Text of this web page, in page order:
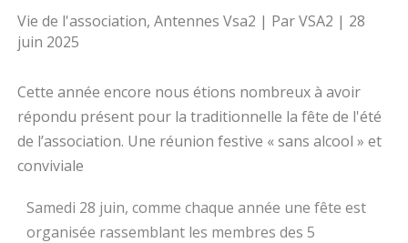
Vie de l'association, Antennes Vsa2 | ParVSA2 | 28
juin 2025
Cette année encore nous étions nombreux à avoir
répondu présent pour la traditionnelle la fête de l'été
de l’association. Une réunion festive « sans alcool » et
conviviale
Samedi 28 juin, comme chaque année une fête est
organisée rassemblant les membres des 5